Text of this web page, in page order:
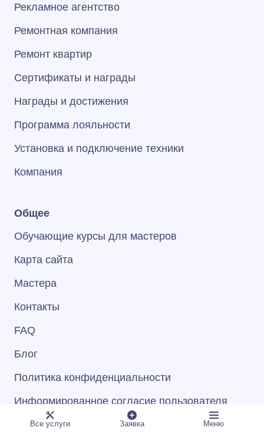
Рекламное агентство
Ремонтная компания
Ремонт квартир
Сертификаты и награды
Награды и достижения
Программа лояльности
Установка и подключение техники
Компания
Общее
Обучающие курсы для мастеров
Карта сайта
Мастера
Контакты
FAQ
Блог
Политика конфиденциальности
Информированное согласие пользователя
Пользовательское соглашение
Все услуги Заявка Меню